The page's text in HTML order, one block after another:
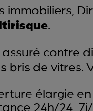
immobiliers,
.
contre
bris de vitres.
élargie
24h/24,